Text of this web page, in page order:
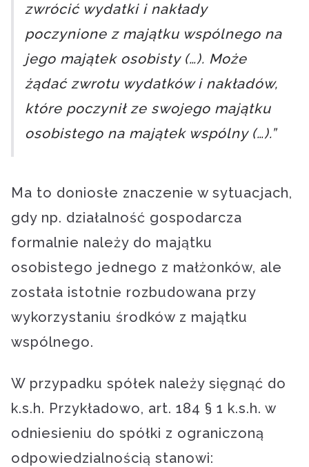
zwrócić wydatki i nakłady
poczynione z majątku wspólnego na
jego majątek osobisty (…). Może
żądać zwrotu wydatków i nakładów,
które poczynił ze swojego majątku
osobistego na majątek wspólny (…).”
Ma to doniosłe znaczenie w sytuacjach,
gdy np. działalność gospodarcza
formalnie należy do majątku
osobistego jednego z małżonków, ale
została istotnie rozbudowana przy
wykorzystaniu środków z majątku
wspólnego.
W przypadku spółek należy sięgnąć do
k.s.h. Przykładowo, art. 184 § 1 k.s.h. w
odniesieniu do spółki z ograniczoną
odpowiedzialnością stanowi: